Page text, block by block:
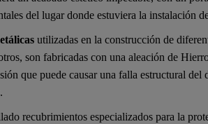
del lugar donde estuviera la instalación
utilizadas en la construcción de
son fabricadas con una aleación de
que puede causar una falla estructural
recubrimientos especializados para la